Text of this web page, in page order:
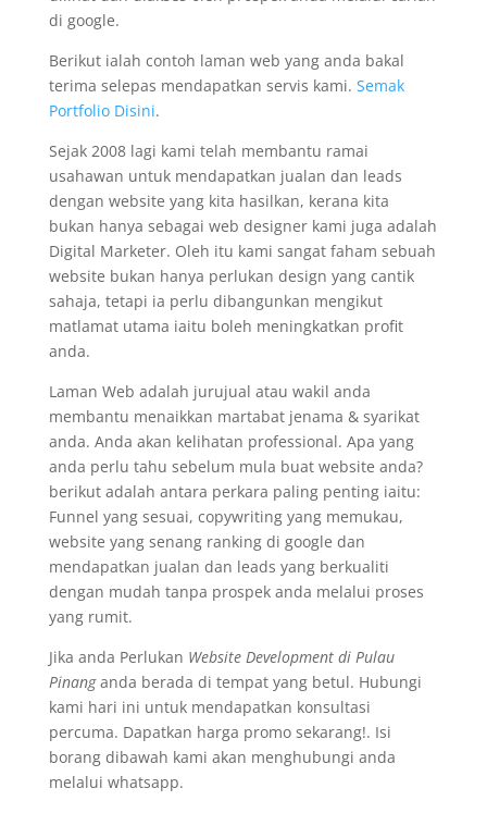
di google.
Berikut ialah contoh laman web yang anda bakal
terima selepas mendapatkan servis kami. Semak
Portfolio Disini.
Sejak 2008 lagi kami telah membantu ramai
usahawan untuk mendapatkan jualan dan leads
dengan website yang kita hasilkan, kerana kita
bukan hanya sebagai web designer kami juga adalah
Digital Marketer. Oleh itu kami sangat faham sebuah
website bukan hanya perlukan design yang cantik
sahaja, tetapi ia perlu dibangunkan mengikut
matlamat utama iaitu boleh meningkatkan profit
anda.
Laman Web adalah jurujual atau wakil anda
membantu menaikkan martabat jenama & syarikat
anda. Anda akan kelihatan professional. Apa yang
anda perlu tahu sebelum mula buat website anda?
berikut adalah antara perkara paling penting iaitu:
Funnel yang sesuai, copywriting yang memukau,
website yang senang ranking di google dan
mendapatkan jualan dan leads yang berkualiti
dengan mudah tanpa prospek anda melalui proses
yang rumit.
Jika anda Perlukan Website Development di Pulau
Pinanganda berada di tempat yang betul. Hubungi
kami hari ini untuk mendapatkan konsultasi
percuma. Dapatkan harga promo sekarang!. Isi
borang dibawah kami akan menghubungi anda
melalui whatsapp.